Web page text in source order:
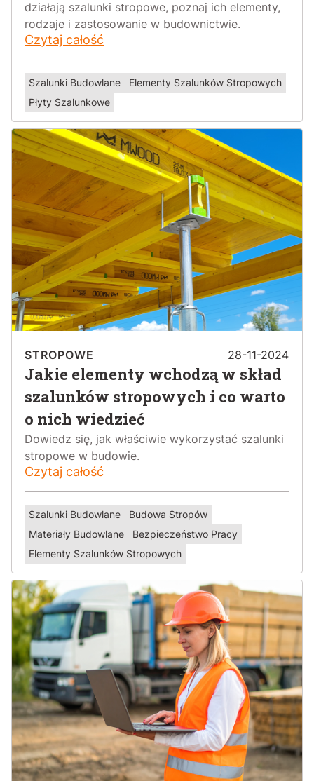
działają szalunki stropowe, poznaj ich elementy,
rodzaje i zastosowanie w budownictwie.
Czytaj całość
Szalunki Budowlane
Elementy Szalunków Stropowych
Płyty Szalunkowe
STROPOWE 28-11-2024
Jakie elementy wchodzą w skład
szalunków stropowych i co warto
o nich wiedzieć
Dowiedz się, jak właściwie wykorzystać szalunki
stropowe w budowie.
Czytaj całość
Szalunki Budowlane
Budowa Stropów
Materiały Budowlane
Bezpieczeństwo Pracy
Elementy Szalunków Stropowych